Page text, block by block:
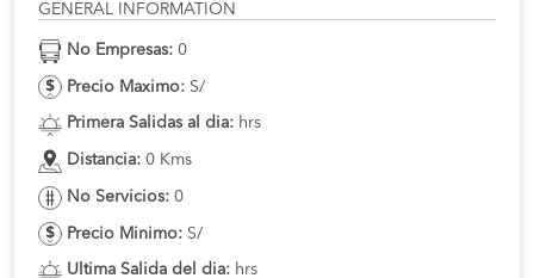
GENERAL INFORMATION
No Empresas: 0
Precio Maximo: S/
Primera Salidas al dia: hrs
Distancia: 0 Kms
No Servicios: 0
Precio Minimo: S/
Ultima Salida del dia: hrs